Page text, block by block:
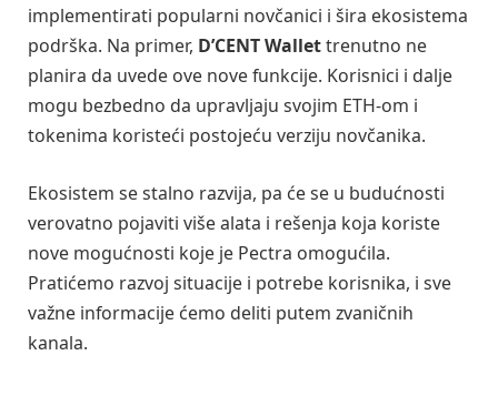
implementirati popularni novčanici i šira ekosistema
podrška. Na primer, D’CENT Wallettrenutno ne
planira da uvede ove nove funkcije. Korisnici i dalje
mogu bezbedno da upravljaju svojim ETH-om i
tokenima koristeći postojeću verziju novčanika.
Ekosistem se stalno razvija, pa će se u budućnosti
verovatno pojaviti više alata i rešenja koja koriste
nove mogućnosti koje je Pectra omogućila.
Pratićemo razvoj situacije i potrebe korisnika, i sve
važne informacije ćemo deliti putem zvaničnih
kanala.